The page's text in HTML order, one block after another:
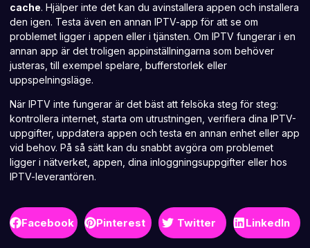
cache. Hjälper inte det kan du avinstallera appen och installera
den igen. Testa även en annan IPTV-app för att se om
problemet ligger i appen eller i tjänsten. Om IPTV fungerar i en
annan app är det troligen appinställningarna som behöver
justeras, till exempel spelare, bufferstorlek eller
uppspelningsläge.
När IPTV inte fungerar är det bäst att felsöka steg för steg:
kontrollera internet, starta om utrustningen, verifiera dina IPTV-
uppgifter, uppdatera appen och testa en annan enhet eller app
vid behov. På så sätt kan du snabbt avgöra om problemet
ligger i nätverket, appen, dina inloggningsuppgifter eller hos
IPTV-leverantören.
Facebook Pinterest Twitter LinkedIn